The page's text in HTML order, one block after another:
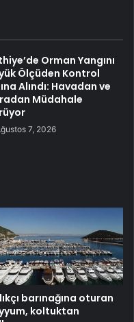
Orman Yangını
Ölçüden Kontrol
Alındı: Havadan ve
Müdahale
7, 2026
barınağına oturan
koltuktan